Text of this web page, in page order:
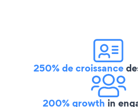
250% de croissance
200% growth in